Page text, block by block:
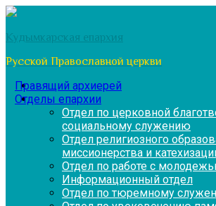
Перейти
содержимому
Кудымкарская епархия
Русской Православной церкви
Правящий архиерей
Отделы епархии
Отдел по церковной
социальному служению
Отдел религиозного
миссионерства и
Отдел по работе с
Информационный отдел
Отдел по тюремному